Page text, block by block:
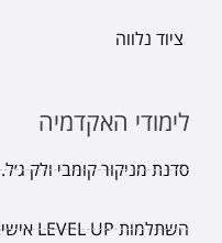
ציוד נלווה
לימודי האקדמיה
סדנת מניקור קומבי ולק ג׳ל.
השתלמות LEVEL UP אישית